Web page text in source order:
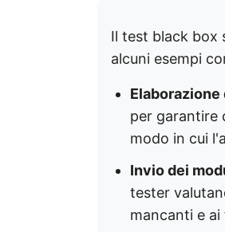
Il test black box
alcuni esempi
Elaborazione
per garantire
modo in cui
Invio dei
tester
mancanti e